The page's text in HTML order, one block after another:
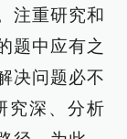
注重研究和
题中应有之
决问题必不
究深、分析